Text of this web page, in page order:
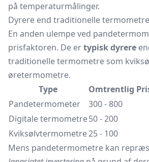
på temperaturmålinger.
Dyrere end traditionelle termometre
En anden ulempe ved
prisfaktoren. De ertypisk dyrere
traditionelle termometre som
øretermometre.
Type
Omtrentlig
Pandetermometer
300 - 800
Digitale termometre50 - 200
Kviksølvtermometre25 - 100
Mens pandetermometre kan